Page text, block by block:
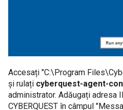
Accesați "C:\Program
și rulați cyberquest-agent-
administrator. Adăugați adresa
CYBERQUEST în câmpul